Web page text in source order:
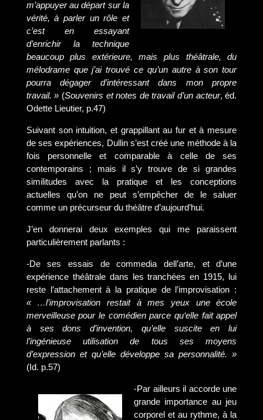
m’appuyer au départ sur la
vérité, à parler un rôle et
c’est en essayant
d’enrichir la technique
beaucoup plus extérieure, mais plus théâtrale, du
mélodrame que j’ai trouvé ce qu’un autre à son tour
pourra dégager d’intéressant dans mon propre
travail. » (Souvenirs et notes de travail d’un acteur, éd.
Odette Lieutier, p.47)
Suivant son intuition, et grappillant au fur et à mesure
de ses expériences, Dullin s’est créé une méthode à la
fois personnelle et comparable à celle de ses
contemporains ; mais il s’y trouve de si grandes
similitudes avec la pratique et les conceptions
actuelles qu’on ne peut s’empêcher de le saluer
comme un précurseur du théâtre d’aujourd’hui.
J’en donnerai deux exemples qui me paraissent
particulièrement parlants :
-De ses essais de commedia dell’arte, et d’une
expérience théâtrale dans les tranchées en 1915, lui
reste l’attachement à la pratique de l’improvisation :
« …l’improvisation restait à mes yeux une école
merveilleuse pour le comédien parce qu‘elle fait appel
à ses dons d’invention, qu’elle suscite en lui
l’ingénieuse utilisation de tous ses moyens
d’expression et qu’elle développe sa personnalité. »
(Id. p.57)
-Par ailleurs il accorde une
grande importance au jeu
corporel et au rythme, à la